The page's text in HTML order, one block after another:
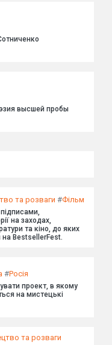
высшей пробы
та розваги #Фільм
на заходах,
та кіно, до яких
BestsellerFest.
#Росія
проект, в якому
на мистецькі
та розваги